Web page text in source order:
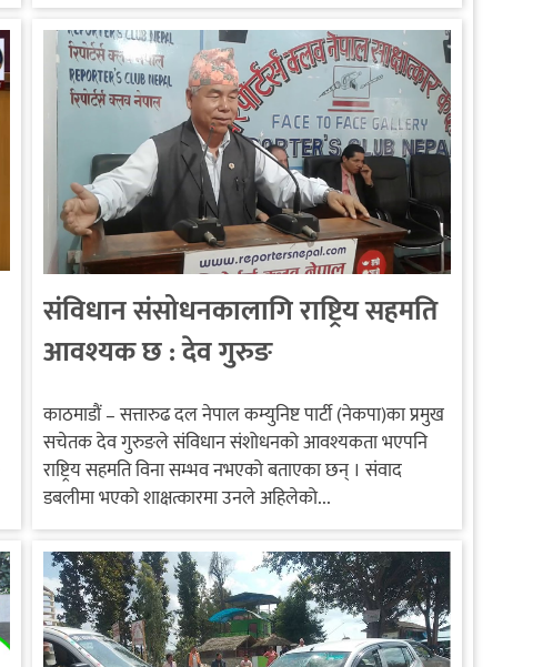
संविधान संसोधनकालागि राष्ट्रिय सहमति
आवश्यक छ : देव गुरुङ
काठमाडौं – सत्तारुढ दल नेपाल कम्युनिष्ट पार्टी (नेकपा)का प्रमुख
सचेतक देव गुरुङले संविधान संशोधनको आवश्यकता भएपनि
राष्ट्रिय सहमति विना सम्भव नभएको बताएका छन् । संवाद
डबलीमा भएको शाक्षत्कारमा उनले अहिलेको...